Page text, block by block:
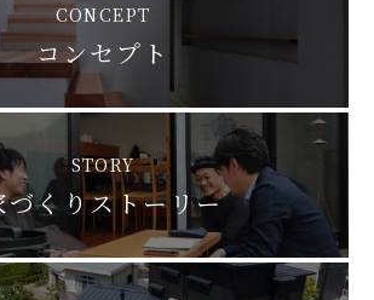
CONCEPT
コンセプト
STORY
づくりストーリー